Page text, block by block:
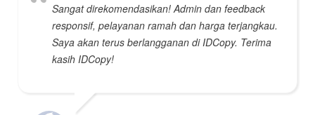
Sangat direkomendasikan! Admin dan feedback
responsif, pelayanan ramah dan harga terjangkau.
Saya akan terus berlangganan di IDCopy. Terima
kasih IDCopy!